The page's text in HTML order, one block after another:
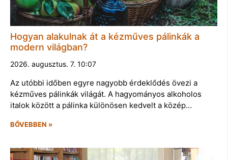
Hogyan alakulnak át a kézműves pálinkák a
modern világban?
2026. augusztus. 7. 10:07
Az utóbbi időben egyre nagyobb érdeklődés övezi a
kézműves pálinkák világát. A hagyományos alkoholos
italok között a pálinka különösen kedvelt a közép…
BŐVEBBEN »